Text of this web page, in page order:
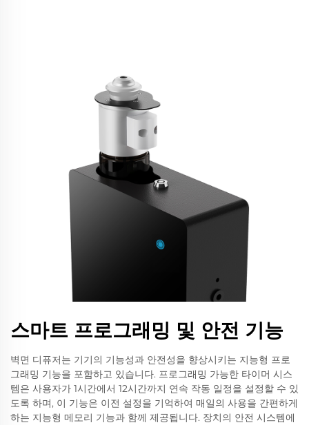
스마트 프로그래밍 및 안전 기능
벽면 디퓨저는 기기의 기능성과 안전성을 향상시키는 지능형 프로
그래밍 기능을 포함하고 있습니다. 프로그래밍 가능한 타이머 시스
템은 사용자가 1시간에서 12시간까지 연속 작동 일정을 설정할 수 있
도록 하며, 이 기능은 이전 설정을 기억하여 매일의 사용을 간편하게
하는 지능형 메모리 기능과 함께 제공됩니다. 장치의 안전 시스템에